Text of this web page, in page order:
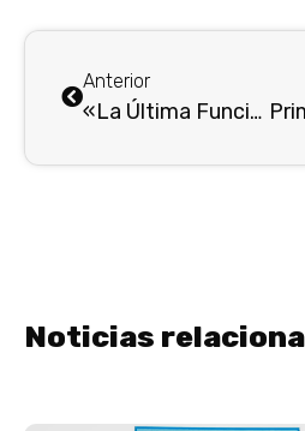
Anterior
«La Última Función» : Revivir la gran noche de la segunda gloria continental con el Mago de la #10 . . .
Noticias